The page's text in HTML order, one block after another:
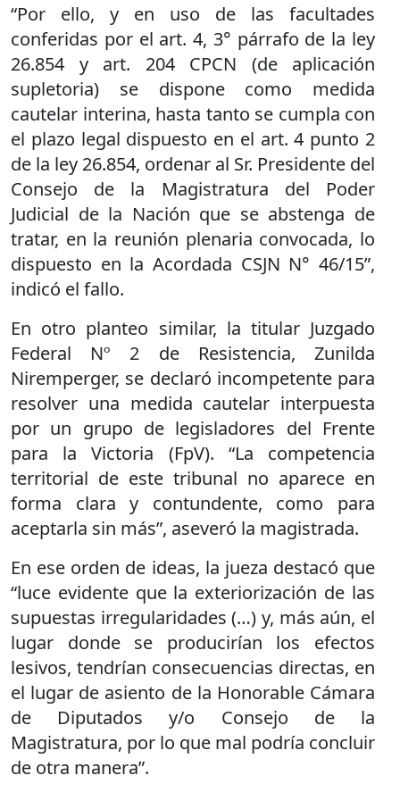
“Por ello, y en uso de las facultades
conferidas por el art. 4, 3° párrafo de la ley
26.854 y art. 204 CPCN (de aplicación
supletoria) se dispone como medida
cautelar interina, hasta tanto se cumpla con
el plazo legal dispuesto en el art. 4 punto 2
de la ley 26.854, ordenar al Sr. Presidente del
Consejo de la Magistratura del Poder
Judicial de la Nación que se abstenga de
tratar, en la reunión plenaria convocada, lo
dispuesto en la Acordada CSJN N° 46/15”,
indicó el fallo.
En otro planteo similar, la titular Juzgado
Federal Nº 2 de Resistencia, Zunilda
Niremperger, se declaró incompetente para
resolver una medida cautelar interpuesta
por un grupo de legisladores del Frente
para la Victoria (FpV). “La competencia
territorial de este tribunal no aparece en
forma clara y contundente, como para
aceptarla sin más”, aseveró la magistrada.
En ese orden de ideas, la jueza destacó que
“luce evidente que la exteriorización de las
supuestas irregularidades (…) y, más aún, el
lugar donde se producirían los efectos
lesivos, tendrían consecuencias directas, en
el lugar de asiento de la Honorable Cámara
de Diputados y/o Consejo de la
Magistratura, por lo que mal podría concluir
de otra manera”.